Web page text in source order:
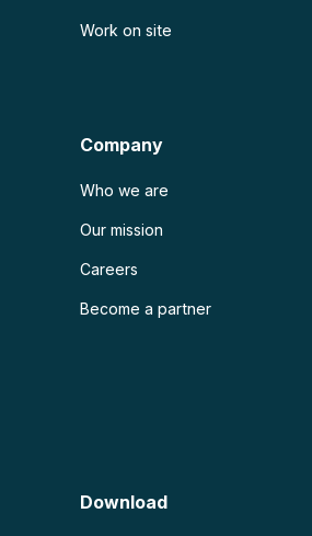
Work on site
Company
Who we are
Our mission
Careers
Become a partner
Download